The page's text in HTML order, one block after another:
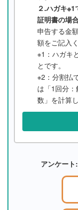
２.ハガキ
証明書の場
申告する金
額をご記入
※1：ハガキ
とです。
※2：分割払
は「1回分
数」を計算
アンケー